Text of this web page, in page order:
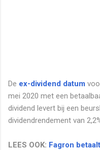
De ex-dividend datum
mei 2020 met een
dividend levert bij een
dividendrendement van
LEES OOK: Fagron